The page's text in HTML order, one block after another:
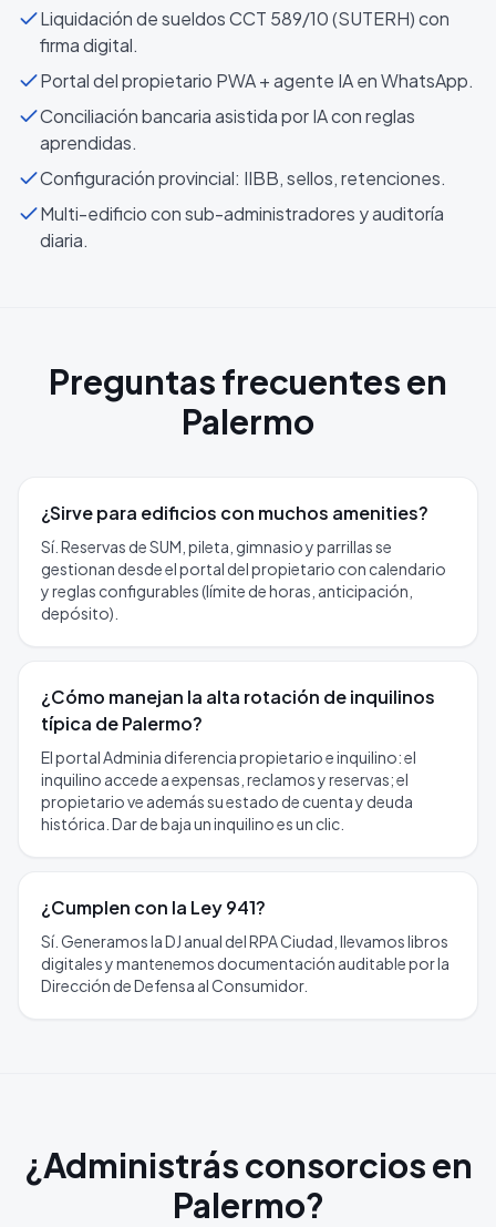
Liquidación de sueldos CCT 589/10 (SUTERH) con
firma digital.
Portal del propietario PWA + agente IA en WhatsApp.
Conciliación bancaria asistida por IA con reglas
aprendidas.
Configuración provincial: IIBB, sellos, retenciones.
Multi-edificio con sub-administradores y auditoría
diaria.
Preguntas frecuentes en
Palermo
¿Sirve para edificios con muchos amenities?
Sí. Reservas de SUM, pileta, gimnasio y parrillas se
gestionan desde el portal del propietario con calendario
y reglas configurables (límite de horas, anticipación,
depósito).
¿Cómo manejan la alta rotación de inquilinos
típica de Palermo?
El portal Adminia diferencia propietario e inquilino: el
inquilino accede a expensas, reclamos y reservas; el
propietario ve además su estado de cuenta y deuda
histórica. Dar de baja un inquilino es un clic.
¿Cumplen con la Ley 941?
Sí. Generamos la DJ anual del RPA Ciudad, llevamos libros
digitales y mantenemos documentación auditable por la
Dirección de Defensa al Consumidor.
¿Administrás consorcios en
Palermo?